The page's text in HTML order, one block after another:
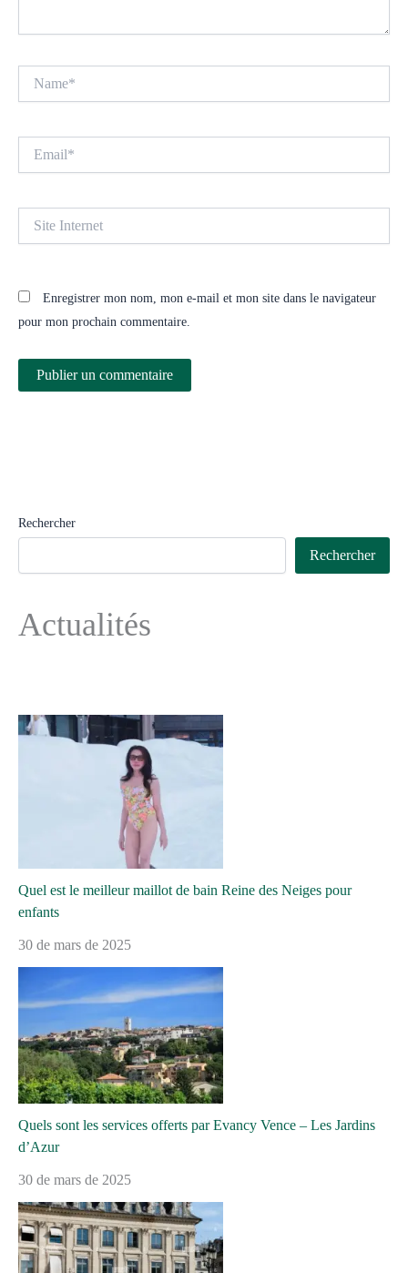
Internet
Enregistrer mon nom, mon e-mail et mon site dans le navigateur
pour mon prochain commentaire.
Rechercher
Rechercher
Actualités
Quel est le meilleur maillot de bain Reine des Neiges pour
enfants
30 de mars de 2025
Quels sont les services offerts par Evancy Vence – Les Jardins
d’Azur
30 de mars de 2025